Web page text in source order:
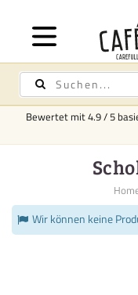
Bewertet mit4.9/5
Wir können keine